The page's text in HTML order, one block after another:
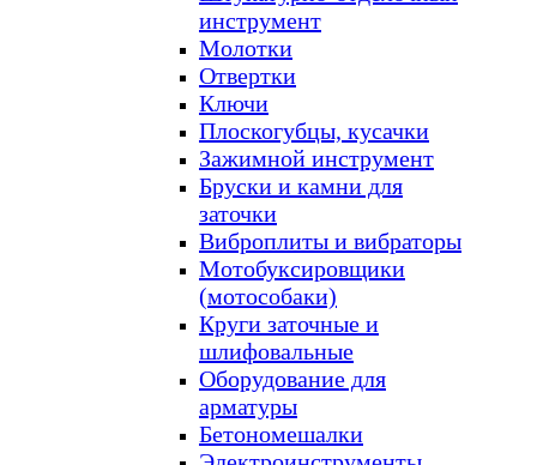
инструмент
Молотки
Отвертки
Ключи
Плоскогубцы, кусачки
Зажимной инструмент
Бруски и камни для
заточки
Виброплиты и вибраторы
Мотобуксировщики
(мотособаки)
Круги заточные и
шлифовальные
Оборудование для
арматуры
Бетономешалки